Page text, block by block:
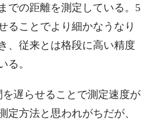
での距離を測定している。5
ることでより細かなうなり
、従来とは格段に高い精度
る。
遅らせることで測定速度が
定方法と思われがちだが、